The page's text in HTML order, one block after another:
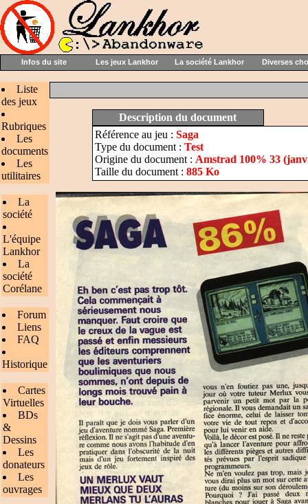
Infos du site Les jeux Lankhor La société Lankhor Diverses
Liste
des jeux
Rubriques
Les
documents
Les
utilitaires
La
société
L'équipe
Lankhor
La
société
Corélane
Forum
Liens
FAQ
Historique
Cartes
Virtuelles
BDs
&
Dessins
Les
donateurs
Les
ouvrages
Description du document
Référence au jeu : Saga
Type du document : Test
Origine du document : Amstrad 100% 33
Taille du document : 885 Ko